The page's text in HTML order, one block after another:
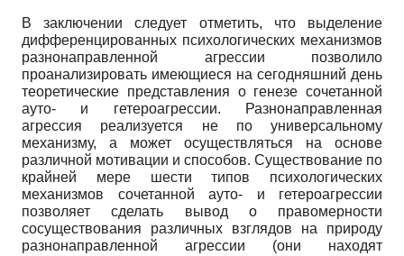
В заключении следует отметить, что выделение
дифференцированных психологических механизмов
разнонаправленной агрессии позволило
проанализировать имеющиеся на сегодняшний день
теоретические представления о генезе сочетанной
ауто- и гетероагрессии. Разнонаправленная
агрессия реализуется не по универсальному
механизму, а может осуществляться на основе
различной мотивации и способов. Существование по
крайней мере шести типов психологических
механизмов сочетанной ауто- и гетероагрессии
позволяет сделать вывод о правомерности
сосуществования различных взглядов на природу
разнонаправленной агрессии (они находят